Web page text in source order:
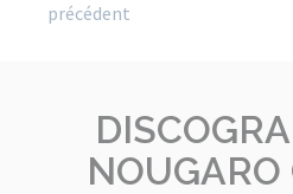
précédent